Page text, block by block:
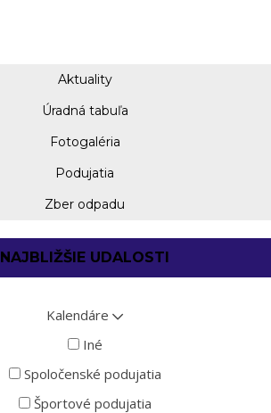
Aktuality
Úradná tabuľa
Fotogaléria
Podujatia
Zber odpadu
NAJBLIŽŠIE UDALOSTI
Kalendáre
Iné
Spoločenské podujatia
Športové podujatia